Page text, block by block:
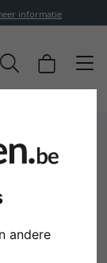
andere
informatie